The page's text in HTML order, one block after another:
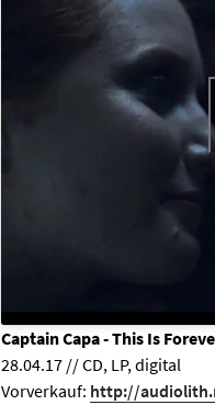
Captain Capa - This Is
28.04.17 // CD, LP, digital
Vorverkauf: http://